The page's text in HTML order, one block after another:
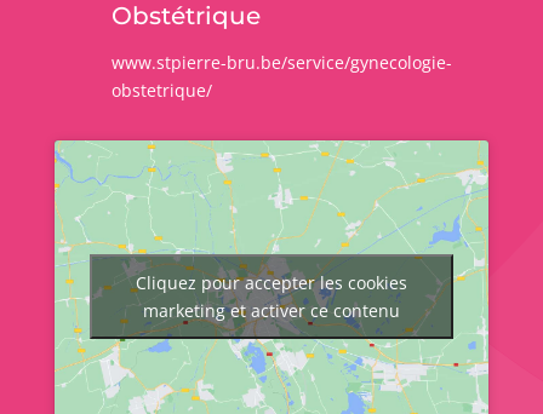
Obstétrique
www.stpierre-bru.be/service/gynecologie-
obstetrique/
Cliquez pour accepter les cookies
marketing et activer ce contenu